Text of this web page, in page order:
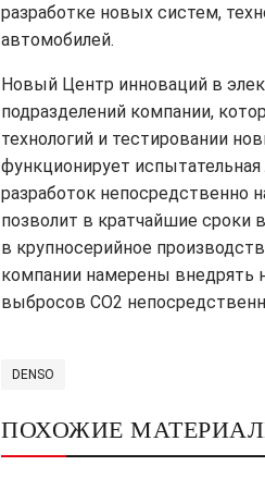
разработке новых систем,
автомобилей.
Новый Центр инноваций в
подразделений компании,
технологий и тестировании
функционирует
разработок непосредственно
позволит в кратчайшие сроки
в крупносерийное
компании намерены внедрять
выбросов CO2
DENSO
ПОХОЖИЕ